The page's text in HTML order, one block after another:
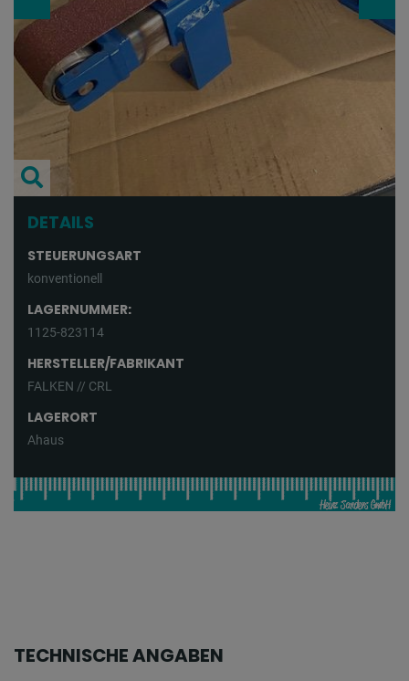
DETAILS
STEUERUNGSART
konventionell
LAGERNUMMER:
1125-823114
HERSTELLER/FABRIKANT
FALKEN // CRL
LAGERORT
Ahaus
TECHNISCHE ANGABEN